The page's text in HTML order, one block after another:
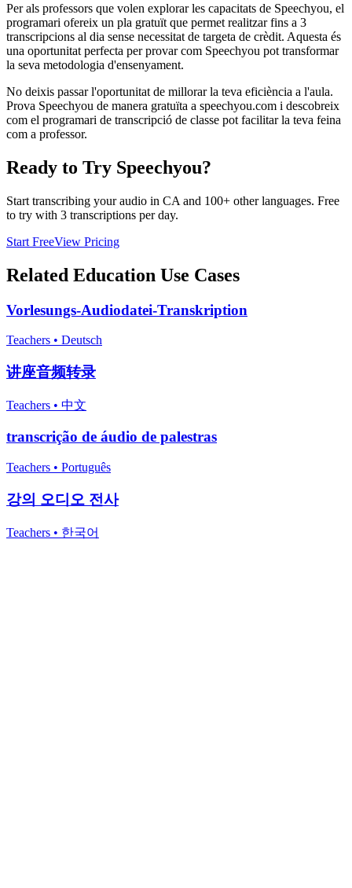
Per als professors que volen explorar les capacitats de Speechyou, el
programari ofereix un pla gratuït que permet realitzar fins a 3
transcripcions al dia sense necessitat de targeta de crèdit. Aquesta és
una oportunitat perfecta per provar com Speechyou pot transformar
la seva metodologia d'ensenyament.
No deixis passar l'oportunitat de millorar la teva eficiència a l'aula.
Prova Speechyou de manera gratuïta a speechyou.com i descobreix
com el programari de transcripció de classe pot facilitar la teva feina
com a professor.
Ready to Try Speechyou?
Start transcribing your audio in CA and 100+ other languages. Free
to try with 3 transcriptions per day.
Start FreeView Pricing
Related Education Use Cases
Vorlesungs-Audiodatei-Transkription
Teachers • Deutsch
讲座音频转录
Teachers • 中文
transcrição de áudio de palestras
Teachers • Português
강의 오디오 전사
Teachers • 한국어